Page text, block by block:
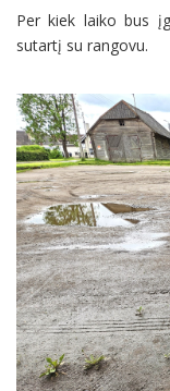
Per kiek laiko bus
sutartį su rangovu.